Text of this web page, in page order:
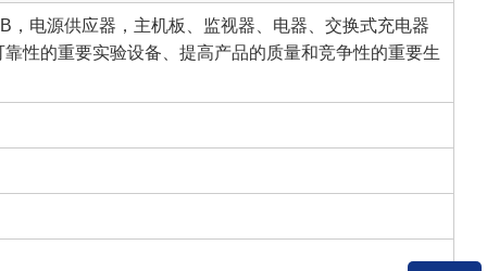
电源供应器，主机板、监视器、电器、交换式充电器
性的重要实验设备、提高产品的质量和竞争性的重要生